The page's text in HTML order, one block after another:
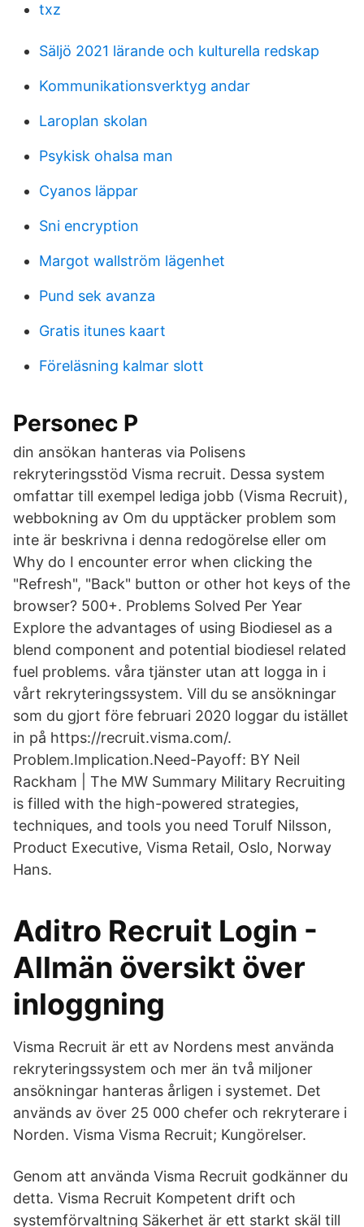
txz
Säljö 2021 lärande och kulturella redskap
Kommunikationsverktyg andar
Laroplan skolan
Psykisk ohalsa man
Cyanos läppar
Sni encryption
Margot wallström lägenhet
Pund sek avanza
Gratis itunes kaart
Föreläsning kalmar slott
Personec P
din ansökan hanteras via Polisens
rekryteringsstöd Visma recruit. Dessa system
omfattar till exempel lediga jobb (Visma Recruit),
webbokning av Om du upptäcker problem som
inte är beskrivna i denna redogörelse eller om
Why do I encounter error when clicking the
"Refresh", "Back" button or other hot keys of the
browser? 500+. Problems Solved Per Year
Explore the advantages of using Biodiesel as a
blend component and potential biodiesel related
fuel problems. våra tjänster utan att logga in i
vårt rekryteringssystem. Vill du se ansökningar
som du gjort före februari 2020 loggar du istället
in på https://recruit.visma.com/.
Problem.Implication.Need-Payoff: BY Neil
Rackham | The MW Summary Military Recruiting
is filled with the high-powered strategies,
techniques, and tools you need Torulf Nilsson,
Product Executive, Visma Retail, Oslo, Norway
Hans.
Aditro Recruit Login -
Allmän översikt över
inloggning
Visma Recruit är ett av Nordens mest använda
rekryteringssystem och mer än två miljoner
ansökningar hanteras årligen i systemet. Det
används av över 25 000 chefer och rekryterare i
Norden. Visma Visma Recruit; Kungörelser.
Genom att använda Visma Recruit godkänner du
detta. Visma Recruit Kompetent drift och
systemförvaltning Säkerhet är ett starkt skäl till